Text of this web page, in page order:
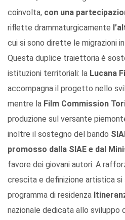
coinvolta, con una
riflette drammaturgicamente
cui si sono dirette le migrazioni
Questa duplice traiettoria è
istituzioni territoriali: la Lucana
accompagna il progetto nello
mentre la Film Commission
produzione sul versante
inoltre il sostegno del bando
promosso dalla SIAE e dal
favore dei giovani autori. A
crescita e definizione artistica si
programma di residenza
nazionale dedicata allo sviluppo